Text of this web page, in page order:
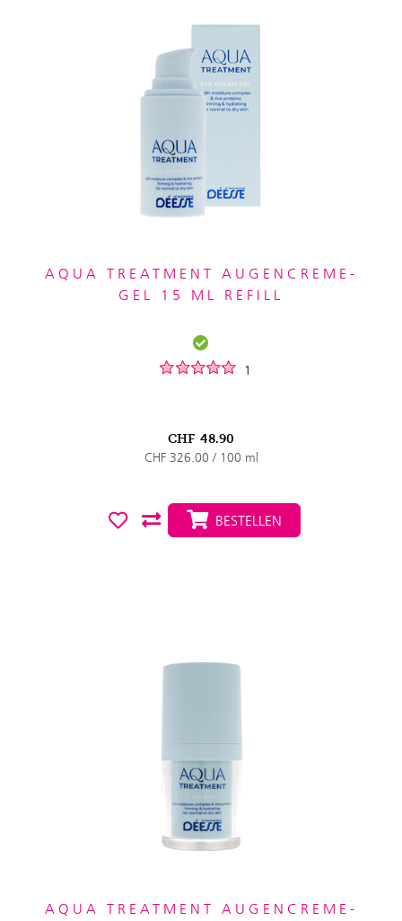
AQUA TREATMENT AUGENCREME-
GEL 15 ML REFILL
1
CHF 48.90
CHF 326.00 / 100 ml
BESTELLEN
AQUA TREATMENT AUGENCREME-